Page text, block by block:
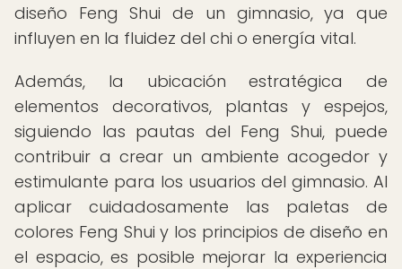
diseño Feng Shui de un gimnasio, ya que
influyen en la fluidez del chi o energía vital.
Además, la ubicación estratégica de
elementos decorativos, plantas y espejos,
siguiendo las pautas del Feng Shui, puede
contribuir a crear un ambiente acogedor y
estimulante para los usuarios del gimnasio. Al
aplicar cuidadosamente las paletas de
colores Feng Shui y los principios de diseño en
el espacio, es posible mejorar la experiencia